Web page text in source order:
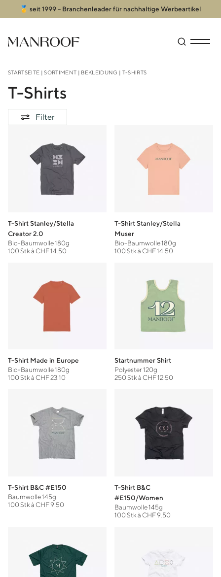
🥇 seit 1999 – Branchenleader für nachhaltige Werbeartikel
Header
Manroof GmbH Suche
STARTSEITE |SORTIMENT | BEKLEIDUNG | T-SHIRTS
T-Shirts
Filter
T-Shirt Stanley/Stella
Creator 2.0
Bio-Baumwolle 180g
100 Stk à CHF 14.50
T-Shirt Stanley/Stella
Muser
Bio-Baumwolle 180g
100 Stk à CHF 14.50
T-Shirt Made in Europe
Bio-Baumwolle 180g
100 Stk à CHF 23.10
Startnummer Shirt
Polyester 120g
250 Stk à CHF 12.50
T-Shirt B&C #E150
Baumwolle 145g
100 Stk à CHF 9.50
T-Shirt B&C
#E150/Women
Baumwolle 145g
100 Stk à CHF 9.50